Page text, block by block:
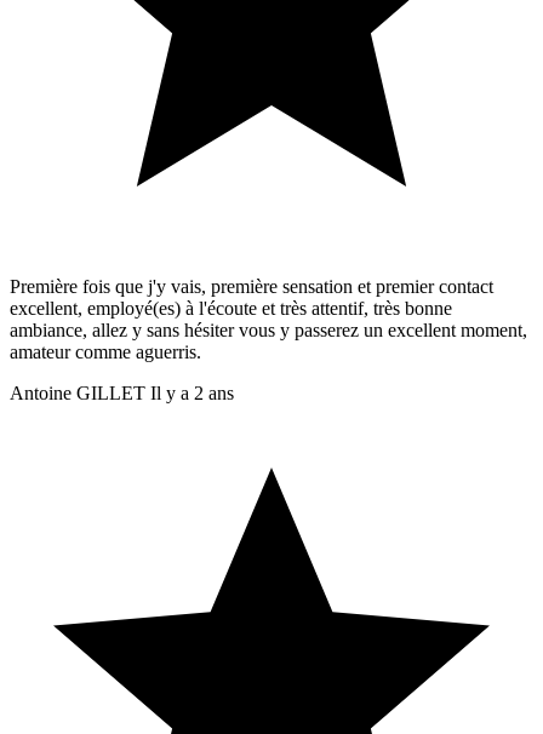
Première fois que j'y vais, première sensation et premier contact
excellent, employé(es) à l'écoute et très attentif, très bonne
ambiance, allez y sans hésiter vous y passerez un excellent moment,
amateur comme aguerris.
Antoine GILLET Il y a 2 ans